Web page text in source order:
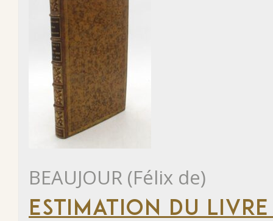
BEAUJOUR (Félix de)
ESTIMATION DU